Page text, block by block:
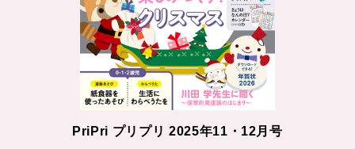
PriPri プリプリ 2025年11・12月号